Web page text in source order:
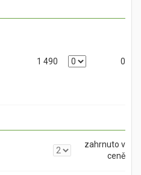
1 490 0
zahrnuto v
ceně